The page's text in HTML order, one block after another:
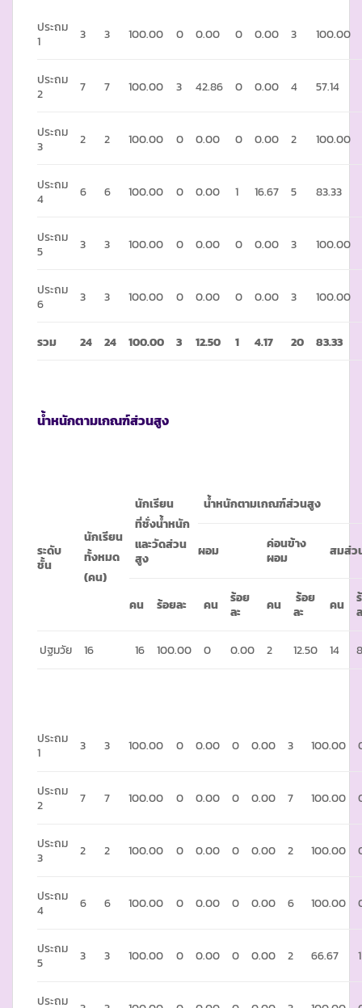
ประถม
1
3 3 100.00 0 0.00 0 0.00 3 100.00
ประถม
2
7 7 100.00 3 42.86 0 0.00 4 57.14
ประถม
3
2 2 100.00 0 0.00 0 0.00 2 100.00
ประถม
4
6 6 100.00 0 0.00 1 16.67 5 83.33
ประถม
5
3 3 100.00 0 0.00 0 0.00 3 100.00
ประถม
6
3 3 100.00 0 0.00 0 0.00 3 100.00
รวม 24 24 100.00 3 12.50 1 4.17 20 83.33
น้ำหนักตามเกณฑ์ส่วนสูง
ระดับ
ชั้น
นักเรียน
ทั้งหมด
(คน)
นักเรียน
ที่ชั่งน้ำหนัก
และวัดส่วน
สูง
น้ำหนักตามเกณฑ์ส่วนสูง
ผอม
ค่อนข้าง
ผอม
สมส่ว
คน ร้อยละ คน
ร้อย
ละ
คน
ร้อย
ละ
คน
ปฐมวัย 16 16 100.00 0 0.00 2 12.50 14
ประถม
1
3 3 100.00 0 0.00 0 0.00 3 100.00
ประถม
2
7 7 100.00 0 0.00 0 0.00 7 100.00
ประถม
3
2 2 100.00 0 0.00 0 0.00 2 100.00
ประถม
4
6 6 100.00 0 0.00 0 0.00 6 100.00
ประถม
5
3 3 100.00 0 0.00 0 0.00 2 66.67 1
ประถม